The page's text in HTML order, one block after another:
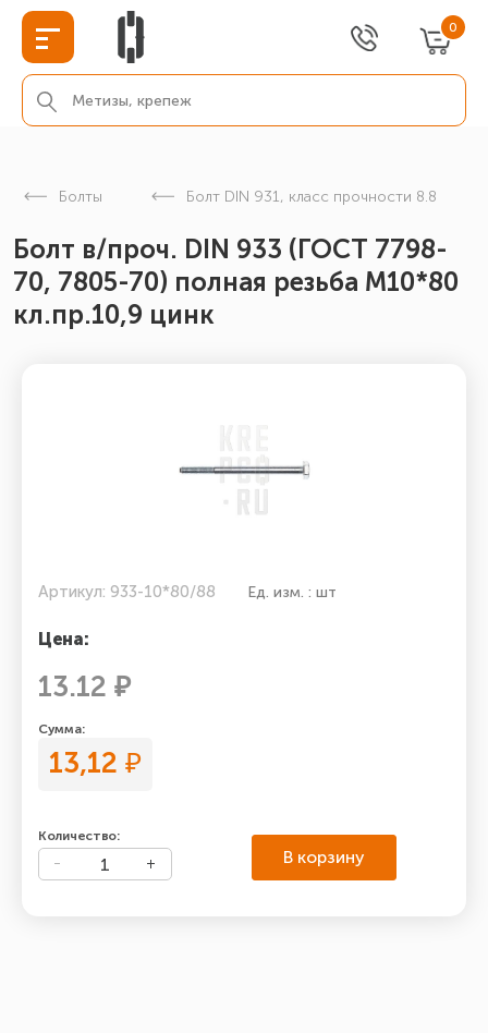
0
Болты Болт DIN 931, класс прочности 8.8
Болт в/проч. DIN 933 (ГОСТ 7798-
70, 7805-70) полная резьба М10*80
кл.пр.10,9 цинк
Артикул: 933-10*80/88 Ед. изм. : шт
Цена:
13.12 ₽
Сумма:
13,12 ₽
Количество:
В корзину